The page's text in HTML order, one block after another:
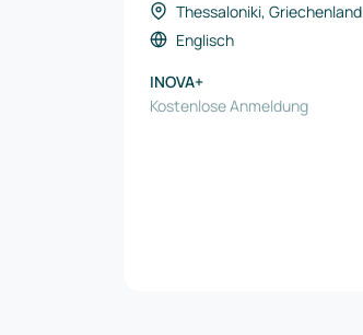
Thessaloniki, Griechenland
Englisch
INOVA+
Kostenlose Anmeldung